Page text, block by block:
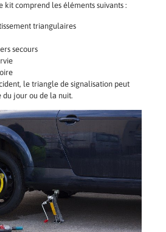
kit comprend les éléments suivants :
triangulaires
secours
le triangle de signalisation peut
jour ou de la nuit.